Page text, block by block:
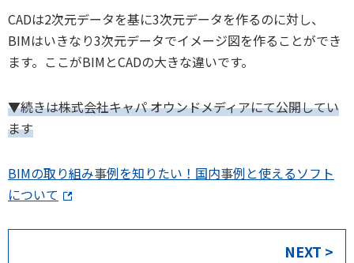
CADは2次元データを基に3次元データを作るのに対し、
BIMはいきなり3次元データでイメージ図を作ることができ
ます。ここがBIMとCADの大きな違いです。
▼続きは株式会社キャパ オウンドメディアにて公開してい
ます
BIMの取り組み事例を知りたい！国内事例と使えるソフト
について
NEXT >